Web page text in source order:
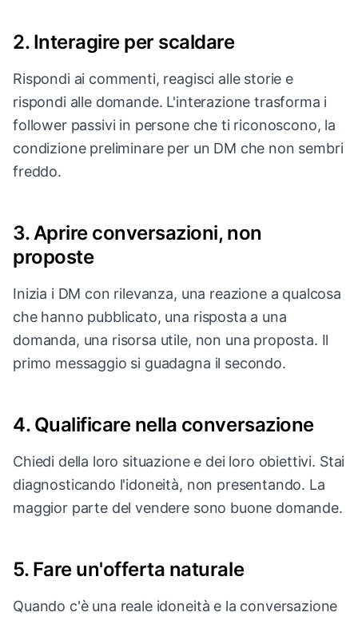
2. Interagire per scaldare
Rispondi ai commenti, reagisci alle storie e
rispondi alle domande. L'interazione trasforma i
follower passivi in persone che ti riconoscono, la
condizione preliminare per un DM che non sembri
freddo.
3. Aprire conversazioni, non
proposte
Inizia i DM con rilevanza, una reazione a qualcosa
che hanno pubblicato, una risposta a una
domanda, una risorsa utile, non una proposta. Il
primo messaggio si guadagna il secondo.
4. Qualificare nella conversazione
Chiedi della loro situazione e dei loro obiettivi. Stai
diagnosticando l'idoneità, non presentando. La
maggior parte del vendere sono buone domande.
5. Fare un'offerta naturale
Quando c'è una reale idoneità e la conversazione